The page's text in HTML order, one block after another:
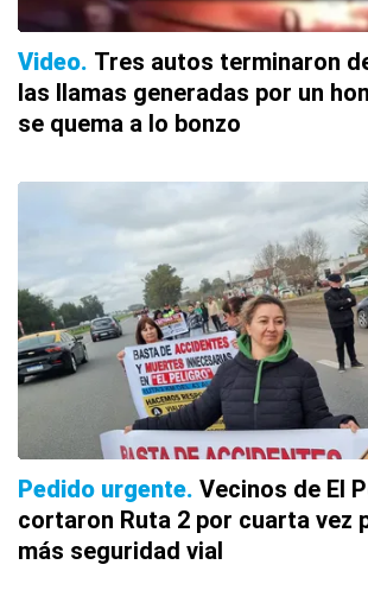
Video Tres autos terminaron
las llamas generadas por un
se quema a lo bonzo
Pedido urgente Vecinos de El
cortaron Ruta 2 por cuarta vez
más seguridad vial